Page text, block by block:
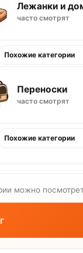
Лежанки и
часто смотрят
Похожие категории
Переноски
часто смотрят
Похожие категории
можно